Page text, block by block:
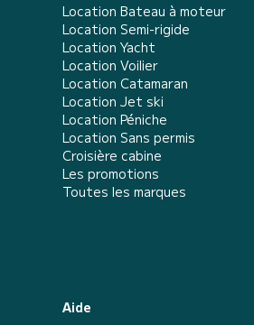
Location Bateau à moteur
Location Semi-rigide
Location Yacht
Location Voilier
Location Catamaran
Location Jet ski
Location Péniche
Location Sans permis
Croisière cabine
Les promotions
Toutes les marques
Aide